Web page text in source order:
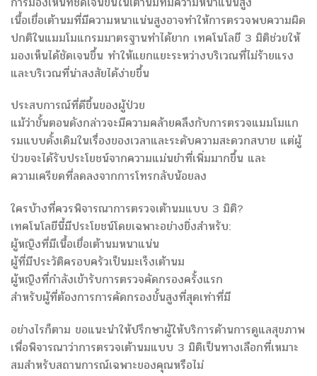
เนื้อเยื่อเต้านมที่มีความหนาแน่นสูงอาจทำให้การตรวจพบความผิด
ปกติในแมมโมแกรมมาตรฐานทำได้ยาก เทคโนโลยี 3 มิติช่วยให้
มองเห็นได้ชัดเจนขึ้น ทำให้แยกแยะระหว่างบริเวณที่ไม่ร้ายแรง
และบริเวณที่น่าสงสัยได้ง่ายขึ้น
ประสบการณ์ที่ดีขึ้นของผู้ป่วย
แม้ว่าขั้นตอนดังกล่าวจะมีความคล้ายคลึงกับการตรวจแมมโมแก
รมแบบดั้งเดิมในเรื่องของเวลาและระดับความสะดวกสบาย แต่ผู้
ป่วยจะได้รับประโยชน์จากความแม่นยำที่เพิ่มมากขึ้น และ
ความเครียดที่ลดลงจากการโทรกลับน้อยลง
ใครบ้างที่ควรพิจารณาการตรวจเต้านมแบบ 3 มิติ?
เทคโนโลยีนี้มีประโยชน์โดยเฉพาะอย่างยิ่งสำหรับ:
ผู้หญิงที่มีเนื้อเยื่อเต้านมหนาแน่น
ผู้ที่มีประวัติครอบครัวเป็นมะเร็งเต้านม
ผู้หญิงที่กำลังเข้ารับการตรวจคัดกรองครั้งแรก
สำหรับผู้ที่ต้องการการคัดกรองขั้นสูงที่สุดเท่าที่มี
อย่างไรก็ตาม ขอแนะนำให้ปรึกษาผู้ให้บริการด้านการดูแลสุขภาพ
เพื่อพิจารณาว่าการตรวจเต้านมแบบ 3 มิติเป็นทางเลือกที่เหมาะ
สมสำหรับสถานการณ์เฉพาะของคุณหรือไม่